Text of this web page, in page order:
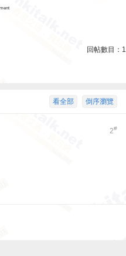
回帖數目： 1
倒序瀏覽
看全部
2#